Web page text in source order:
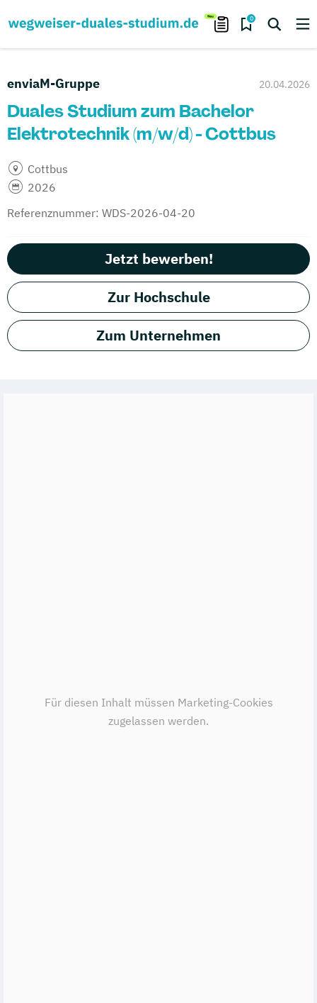
0
20.04.2026
enviaM-Gruppe
Duales Studium zum Bachelor
Elektrotechnik (m/w/d) - Cottbus
Cottbus
2026
Referenznummer: WDS-2026-04-20
Zum Unternehmen
Zur Hochschule
Jetzt bewerben!